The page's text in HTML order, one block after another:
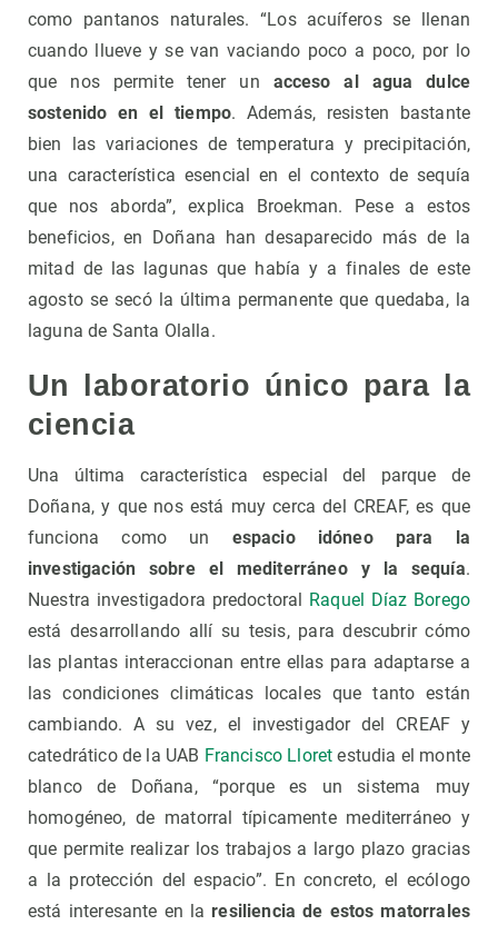
como pantanos naturales. “Los acuíferos se llenan
cuando llueve y se van vaciando poco a poco, por lo
que nos permite tener un acceso al agua dulce
sostenido en el tiempo. Además, resisten bastante
bien las variaciones de temperatura y precipitación,
una característica esencial en el contexto de sequía
que nos aborda”, explica Broekman. Pese a estos
beneficios, en Doñana han desaparecido más de la
mitad de las lagunas que había y a finales de este
agosto se secó la última permanente que quedaba, la
laguna de Santa Olalla.
Un laboratorio único para la
ciencia
Una última característica especial del parque de
Doñana, y que nos está muy cerca del CREAF, es que
funciona como un espacio idóneo para la
investigación sobre el mediterráneo y la sequía.
Nuestra investigadora predoctoral Raquel Díaz Borego
está desarrollando allí su tesis, para descubrir cómo
las plantas interaccionan entre ellas para adaptarse a
las condiciones climáticas locales que tanto están
cambiando. A su vez, el investigador del CREAF y
catedrático de la UAB Francisco Lloret estudia el monte
blanco de Doñana, “porque es un sistema muy
homogéneo, de matorral típicamente mediterráneo y
que permite realizar los trabajos a largo plazo gracias
a la protección del espacio”. En concreto, el ecólogo
está interesante en laresiliencia de estos matorrales